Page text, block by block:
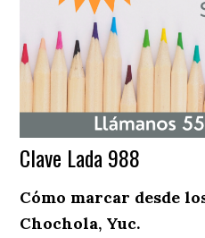
Clave Lada 988
Cómo marcar desde
Chochola, Yuc.